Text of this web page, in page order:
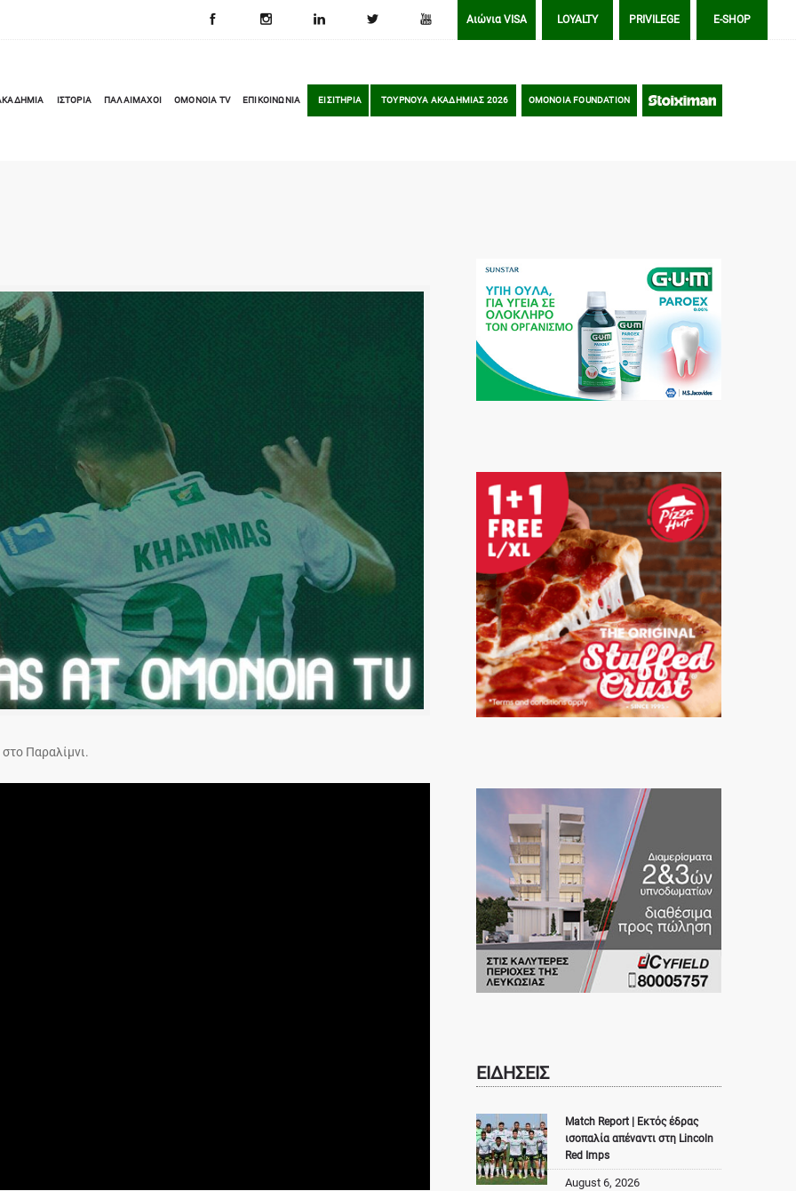
Αιώνια VISA LOYALTY PRIVILEGE E-SHOP
ΙΣΤΟΡΙΑ ΠΑΛΑΙΜΑΧΟΙ OMONOIA TV ΕΠΙΚΟΙΝΩΝΙΑ ΕΙΣΙΤΗΡΙΑ ΤΟΥΡΝΟΥΑ ΑΚΑΔΗΜΙΑΣ 2026 OMONOIA FOUNDATION STOIXIMAN
Παραλίμνι.
ΕΙΔΗΣΕΙΣ
Match Report | Εκτός έδρας
ισοπαλία απέναντι στη Lincoln
Red Imps
August 6, 2026